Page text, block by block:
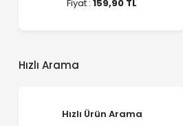
Fiyat : 159,90 TL
Hızlı Arama
Hızlı Ürün Arama